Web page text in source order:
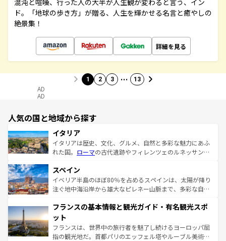
混沌と喧噪、行った人の大半が人生観が変わると言う、イン
ド。「地球の歩き方」が贈る、人生を輝かせる名言と癒やしの
絶景集！
詳細を見る
1 2 3 … 13
AD
AD
人気の国と地域から探す
イタリア
イタリアは歴史、文化、グルメ、自然と多彩な魅力にあふ
れた国。 ローマの古代遺跡やフィレンツェのルネッサンス
ろん、トスカーナの美しい田園風景やアマルフィ海岸の絶
景など、自然景観も見逃せない。観光の合間には、本場の
ピザやパスタなど、絶品のイタリア料理を堪能することも
ませてくれるイタリアで、忘れられない旅をしてみよう！
なお、新着のイタリア情報は
しい。
スペイン
イベリア半島のほぼ80％を占めるスペインは、太陽が降り
注ぐ地中海沿岸から雄大なピレネー山脈まで、多彩な自然
文化が根付くこの国では、情熱的なフラメンコ、熱気あふ
れる闘牛、そして美味しいタパスが生活の一部となってい
る。首都マドリードの洗練された雰囲気や、バルセロナの
アートに溢れた街角から、地方では古代ローマ遺跡や中世
フランスの基本情報と観光ガイド・有名観光スポ
ット
フランスは、世界中の旅行者を魅了し続けるヨーロッパ屈
指の観光地だ。首都パリのエッフェル塔やルーブル美術館